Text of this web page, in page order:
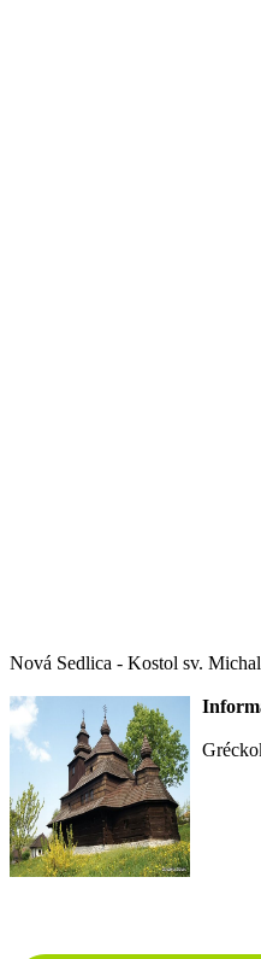
Nová Sedlica - Kostol sv.